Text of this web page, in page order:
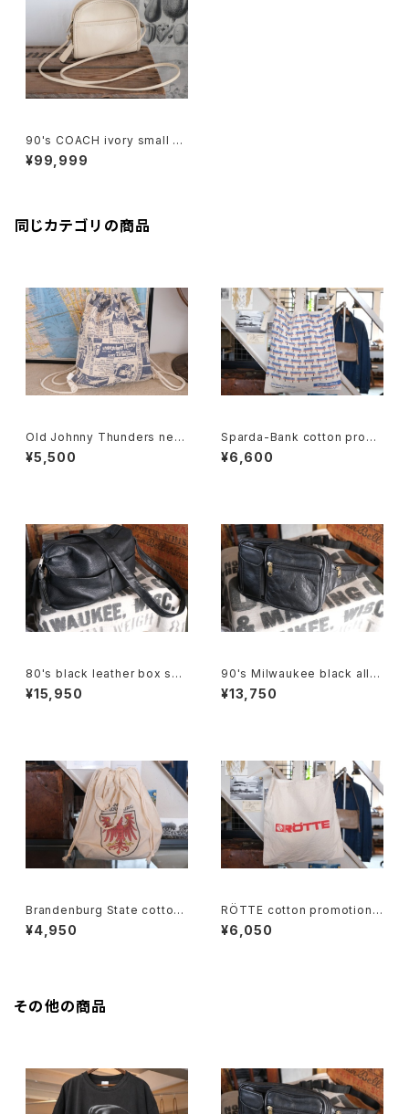
90's COACH ivory small sh
oulder Bag
¥99,999
同じカテゴリの商品
Old Johnny Thunders new
spaper printed canvas Kna
psack
¥5,500
Sparda-Bank cotton prom
otional shoulder Bag
¥6,600
80's black leather box sho
ulder Bag w/ tassel accent
¥15,950
90's Milwaukee black all-l
eather fanny Pack
¥13,750
Brandenburg State cotton
souvenir drawstring Bag
¥4,950
RÖTTE cotton promotional
shoulder Bag
¥6,050
その他の商品